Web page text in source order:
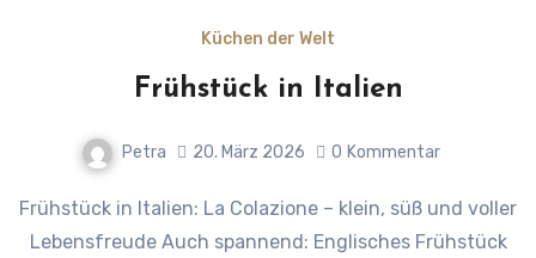
Küchen der Welt
Frühstück in Italien
Petra 20. März 2026 0 Kommentar
Frühstück in Italien: La Colazione – klein, süß und voller
Lebensfreude Auch spannend: Englisches Frühstück